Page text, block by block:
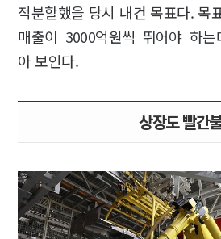
적분할했을 당시 내건 목표다. 목
매출이 3000억원씩 뛰어야 하
아 보인다.
상장도 빨간